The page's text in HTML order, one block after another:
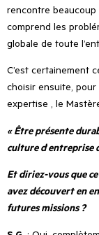
rencontre
comprend les
globale de toute l’
C’est certainement
choisir ensuite,
expertise , le
« Être présente
culture d’entreprise
Et diriez-vous que
avez découvert en
futures missions ?